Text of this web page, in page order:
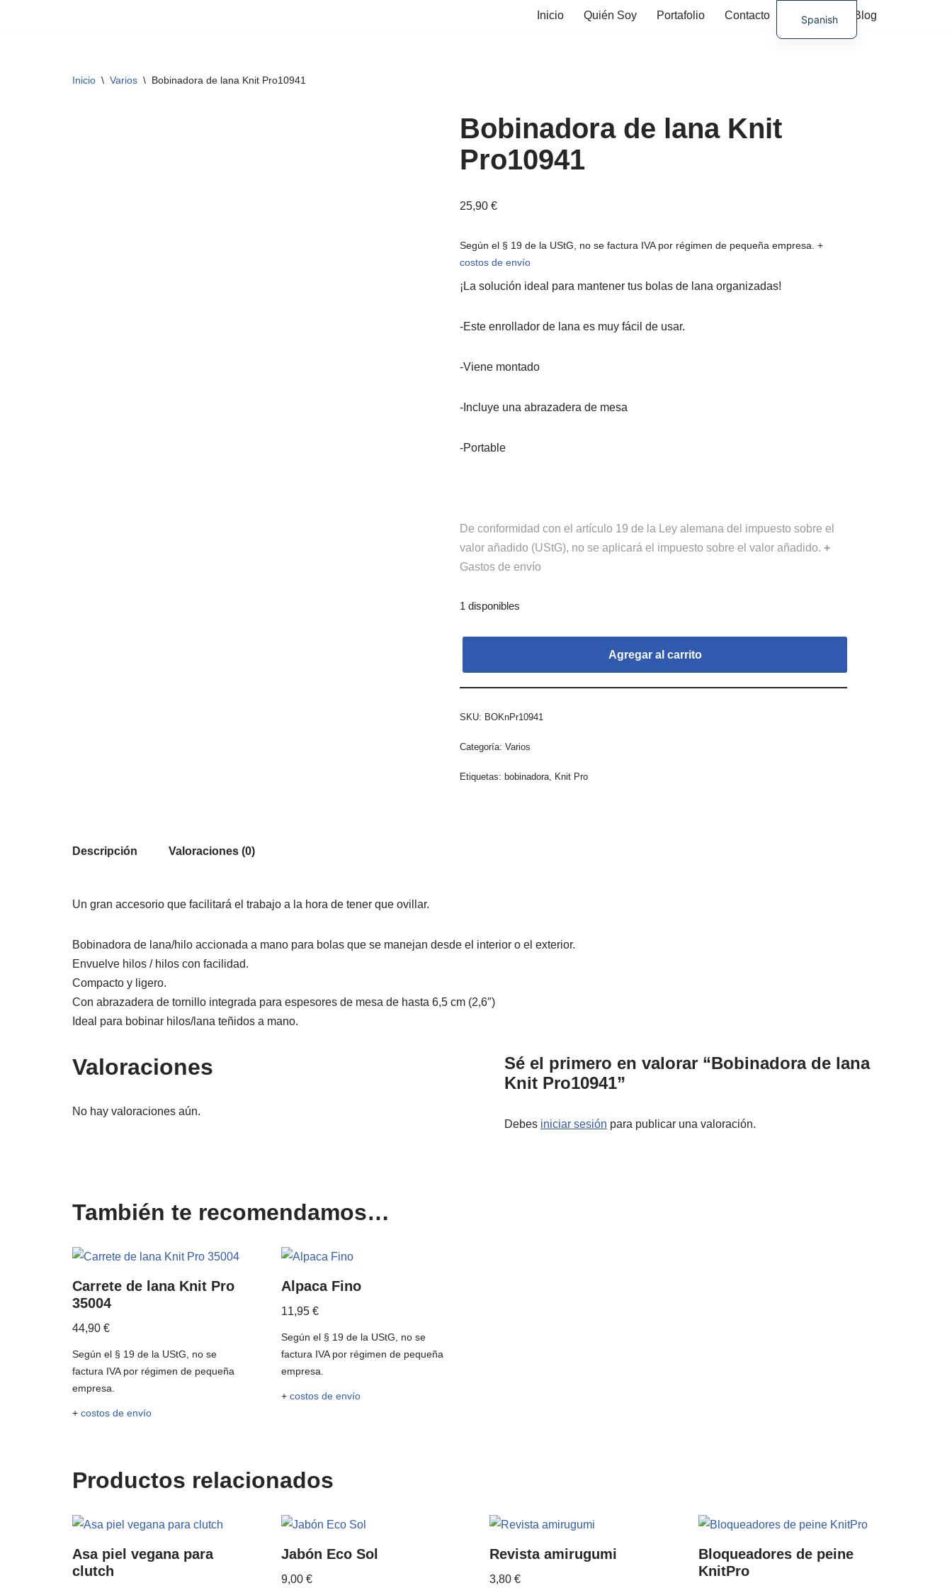
Inicio Quién Soy Portafolio Contacto Tienda Blog
Inicio \ Varios \ Bobinadora de lana Knit Pro10941
Bobinadora de lana Knit
Pro10941
25,90€
Según el § 19 de la UStG, no se factura IVA por régimen de pequeña empresa. +
costos de envío
¡La solución ideal para mantener tus bolas de lana organizadas!
-Este enrollador de lana es muy fácil de usar.
-Viene montado
-Incluye una abrazadera de mesa
-Portable
De conformidad con el artículo 19 de la Ley alemana del impuesto sobre el
valor añadido (UStG), no se aplicará el impuesto sobre el valor añadido. +
Gastos de envío
1 disponibles
Agregar al carrito
SKU: BOKnPr10941
Categoría:Varios
Etiquetas: bobinadora, Knit Pro
Descripción Valoraciones (0)
Un gran accesorio que facilitará el trabajo a la hora de tener que ovillar.
Bobinadora de lana/hilo accionada a mano para bolas que se manejan desde el interior o el exterior.
Envuelve hilos / hilos con facilidad.
Compacto y ligero.
Con abrazadera de tornillo integrada para espesores de mesa de hasta 6,5 cm (2,6″)
Ideal para bobinar hilos/lana teñidos a mano.
Valoraciones
No hay valoraciones aún.
Sé el primero en valorar “Bobinadora de lana
Knit Pro10941”
Debes iniciar sesión para publicar una valoración.
También te recomendamos…
Carrete de lana Knit Pro
35004
44,90 €
Según el § 19 de la UStG, no se
factura IVA por régimen de pequeña
empresa.
+ costos de envío
Alpaca Fino
11,95 €
Según el § 19 de la UStG, no se
factura IVA por régimen de pequeña
empresa.
+ costos de envío
Productos relacionados
Asa piel vegana para
clutch
Jabón Eco Sol
9,00 €
Revista amirugumi
3,80€
Bloqueadores de peine
KnitPro
Spanish
German